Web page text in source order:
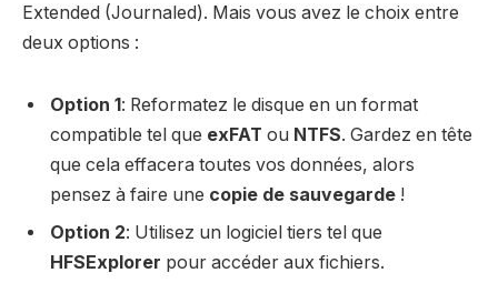
Extended (Journaled). Mais vous avez le choix entre
deux options :
Option 1: Reformatez le disque en un format
compatible tel que exFAT ou NTFS. Gardez en tête
que cela effacera toutes vos données, alors
pensez à faire une copie de sauvegarde !
Option 2: Utilisez un logiciel tiers tel que
HFSExplorer pour accéder aux fichiers.